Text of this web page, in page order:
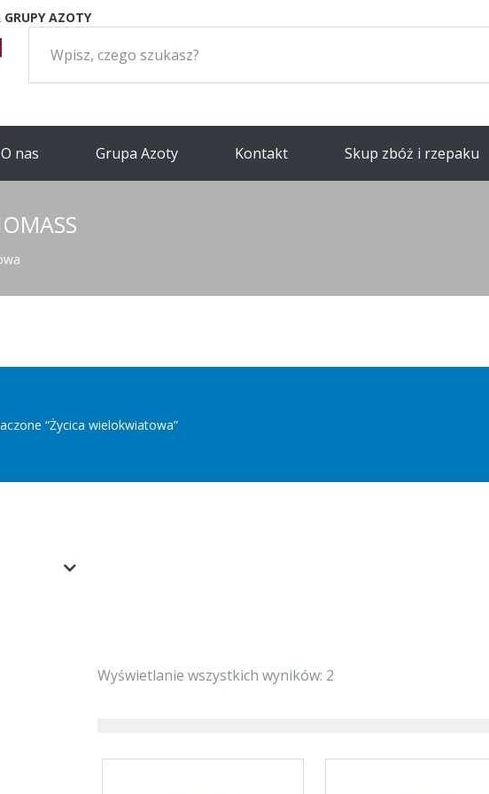
AZOTY
O nas Grupa Azoty Kontakt Skup zbóż i rzepaku
“Życica wielokwiatowa”
Wyświetlanie wszystkich wyników: 2